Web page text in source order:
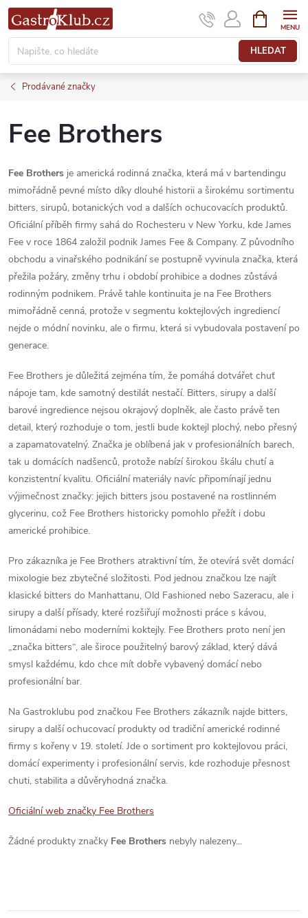
Přejít
na
obsah
HLEDAT
NÁKUPNÍ
KOŠÍK
Prodávané značky
Fee Brothers
Fee Brothers je americká rodinná značka, která má v bartendingu
mimořádně pevné místo díky dlouhé historii a širokému sortimentu
bitters, sirupů, botanických vod a dalších ochucovacích produktů.
Oficiální příběh firmy sahá do Rochesteru v New Yorku, kde James
Fee v roce 1864 založil podnik James Fee & Company. Z původního
obchodu a vinařského podnikání se postupně vyvinula značka, která
přežila požáry, změny trhu i období prohibice a dodnes zůstává
rodinným podnikem. Právě tahle kontinuita je na Fee Brothers
mimořádně cenná, protože v segmentu koktejlových ingrediencí
nejde o módní novinku, ale o firmu, která si vybudovala postavení po
generace.
Fee Brothers je důležitá zejména tím, že pomáhá dotvářet chuť
nápoje tam, kde samotný destilát nestačí. Bitters, sirupy a další
barové ingredience nejsou okrajový doplněk, ale často právě ten
detail, který rozhoduje o tom, jestli bude koktejl plochý, nebo přesný
a zapamatovatelný. Značka je oblíbená jak v profesionálních barech,
tak u domácích nadšenců, protože nabízí širokou škálu chutí a
konzistentní kvalitu. Oficiální materiály navíc připomínají jednu
výjimečnost značky: jejich bitters jsou postavené na rostlinném
glycerinu, což Fee Brothers historicky pomohlo přežít i dobu
americké prohibice.
Pro zákazníka je Fee Brothers atraktivní tím, že otevírá svět domácí
mixologie bez zbytečné složitosti. Pod jednou značkou lze najít
klasické bitters do Manhattanu, Old Fashioned nebo Sazeracu, ale i
sirupy a další přísady, které rozšiřují možnosti práce s kávou,
limonádami nebo moderními koktejly. Fee Brothers proto není jen
„značka bitters“, ale široce použitelný barový základ, který dává
smysl každému, kdo chce mít dobře vybavený domácí nebo
profesionální bar.
Na Gastroklubu pod značkou Fee Brothers zákazník najde bitters,
sirupy a další ochucovací produkty od tradiční americké rodinné
firmy s kořeny v 19. století. Jde o sortiment pro koktejlovou práci,
domácí experimenty i profesionální servis, kde rozhoduje přesnost
chuti, stabilita a důvěryhodná značka.
Oficiální web značky Fee Brothers
Žádné produkty značky Fee Brothers nebyly nalezeny...